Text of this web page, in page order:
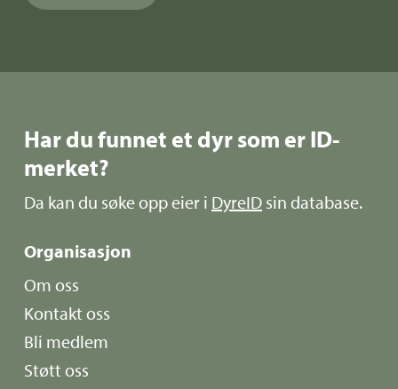
Har du funnet et dyr som er ID-
merket?
Da kan du søke opp eier i DyreID sin database.
Organisasjon
Om oss
Kontakt oss
Bli medlem
Støtt oss